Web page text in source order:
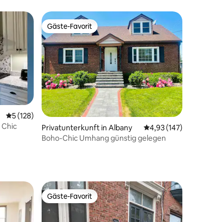
Bewertungen
Durchschnittliche Bewertung: 5 von 5, 128 Bewertungen
5 (128)
Gäste-Favorit
Gäste-Favorit
Privatunterkunft in Albany Durchschnittliche
4,93 (147)
Boho-Chic Umhang günstig gelegen
Gäste-Favorit
Gäste-Favorit